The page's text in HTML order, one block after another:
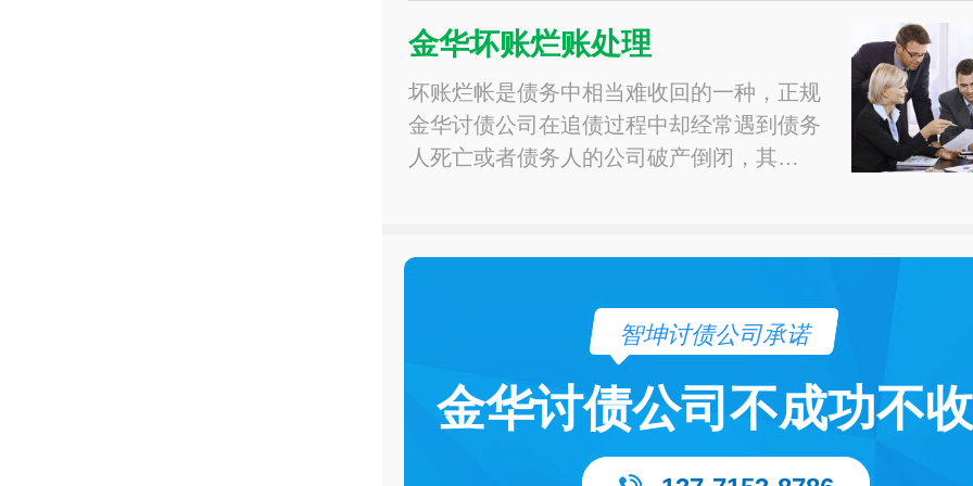
金华坏账烂账处理
坏账烂帐是债务中相当难收回的一种，正规
金华讨债公司在追债过程中却经常遇到债务
人死亡或者债务人的公司破产倒闭，其…
智坤讨债公司承诺
金华讨债公司不成功不